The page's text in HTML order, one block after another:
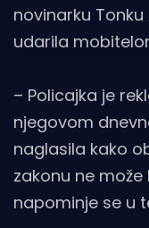
novinarku
udarila
– Policajka je
njegovom
naglasila kako
zakonu ne
napominje se u